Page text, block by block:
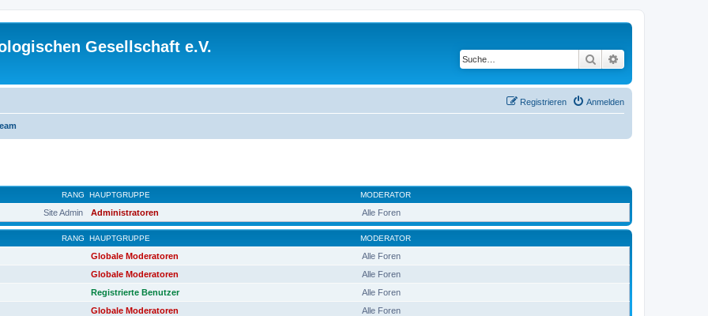
Gesellschaft e.V.
Suche
Anmelden
Registrieren
RANG HAUPTGRUPPE MODERATOR
Site Admin Administratoren Alle Foren
RANG HAUPTGRUPPE MODERATOR
Globale Moderatoren
Alle Foren
Globale Moderatoren
Alle Foren
Registrierte Benutzer
Alle Foren
Globale Moderatoren Alle Foren